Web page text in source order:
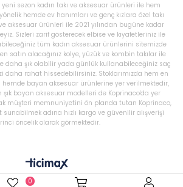
sezon kadın takı ve aksesuar ürünleri ile hem
hemde ev hanımları ve genç kızlara özel takı
aksesuar ürünleri ile 2021 yılından bugüne kadar
Sizleri zarif gösterecek elbise ve kıyafetleriniz ile
tüm kadın aksesuar ürünlerini sitemizde
satın alacağınız kolye, yüzük ve kombin takılar ile
daha şık olabilir yada günlük kullanabileceğiniz saç
daha rahat hissedebilirsiniz. Stoklarımızda hem en
hemde bayan aksesuar ürünlerine yer verilmektedir,
şık bayan aksesuar modelleri de Koprinaco'da yer
müşteri memnuniyetini ön planda tutan Koprinaco,
adına hızlı kargo ve güvenilir alışverişi
öncelik olarak görmektedir.
0